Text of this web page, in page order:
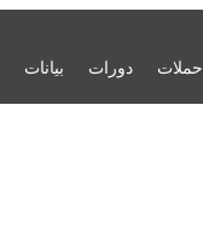
حملات دورات بيانات